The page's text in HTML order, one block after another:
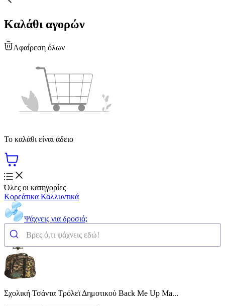
Καλάθι αγορών
Αφαίρεση όλων
Το καλάθι είναι άδειο
Όλες οι κατηγορίες
Κορεάτικα Καλλυντικά
Ψάχνεις για δροσιά;
Σχολική Τσάντα Τρόλεϊ Δημοτικού Back Me Up Ma...